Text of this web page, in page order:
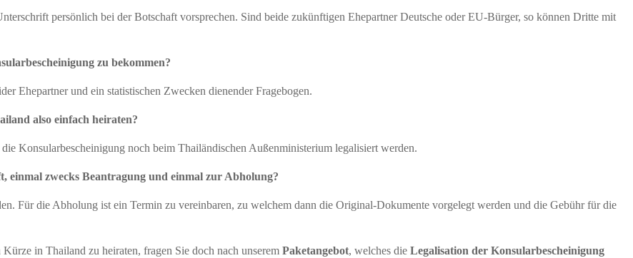
persönlich bei der Botschaft vorsprechen. Sind beide zukünftigen Ehepartner Deutsche oder EU-Bürger, so können Dritte mit
zu bekommen?
Ehepartner und ein statistischen Zwecken dienender Fragebogen.
also einfach heiraten?
Konsularbescheinigung noch beim Thailändischen Außenministerium legalisiert werden.
einmal zwecks Beantragung und einmal zur Abholung?
Für die Abholung ist ein Termin zu vereinbaren, zu welchem dann die Original-Dokumente vorgelegt werden und die Gebühr für die
in Thailand zu heiraten, fragen Sie doch nach unserem Paketangebot, welches die Legalisation der Konsularbescheinigung